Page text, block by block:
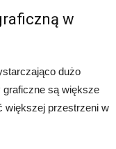
w
dużo
graficzne są większe
większej przestrzeni w